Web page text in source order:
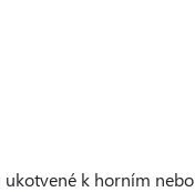
k horním nebo